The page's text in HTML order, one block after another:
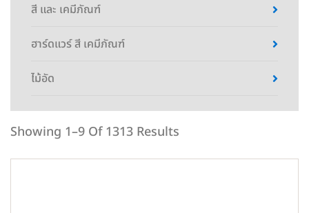
สี และ เคมีภัณฑ์
ฮาร์ดแวร์ สี เคมีภัณฑ์
ไม้อัด
Showing 1–9 Of 1313 Results